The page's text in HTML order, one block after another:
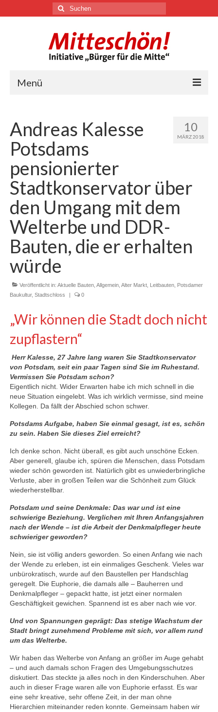
Suchen
nach:
Menü
Über uns
Themen
Youtube
Links
Blog
Kontakt
10
MÄRZ 2018
Andreas Kalesse
Potsdams
pensionierter
Stadtkonservator über
den Umgang mit dem
Welterbe und DDR-
Bauten, die er erhalten
würde
Veröffentlicht in: Aktuelle Bauten Allgemein Alter Markt Leitbauten Potsdamer
Baukultur, Stadtschloss | 0
„Wir können die Stadt doch nicht
zupflastern“
Herr Kalesse, 27 Jahre lang waren Sie Stadtkonservator
von Potsdam, seit ein paar Tagen sind Sie im Ruhestand.
Vermissen Sie Potsdam schon?
Eigentlich nicht. Wider Erwarten habe ich mich schnell in die
neue Situation eingelebt. Was ich wirklich vermisse, sind meine
Kollegen. Da fällt der Abschied schon schwer.
Potsdams Aufgabe, haben Sie einmal gesagt, ist es, schön
zu sein. Haben Sie dieses Ziel erreicht?
Ich denke schon. Nicht überall, es gibt auch unschöne Ecken.
Aber generell, glaube ich, spüren die Menschen, dass Potsdam
wieder schön geworden ist. Natürlich gibt es unwiederbringliche
Verluste, aber in großen Teilen war die Schönheit zum Glück
wiederherstellbar.
Potsdam und seine Denkmale: Das war und ist eine
schwierige Beziehung. Verglichen mit Ihren Anfangsjahren
nach der Wende – ist die Arbeit der Denkmalpfleger heute
schwieriger geworden?
Nein, sie ist völlig anders geworden. So einen Anfang wie nach
der Wende zu erleben, ist ein einmaliges Geschenk. Vieles war
unbürokratisch, wurde auf den Baustellen per Handschlag
geregelt. Die Euphorie, die damals alle – Bauherren und
Denkmalpfleger – gepackt hatte, ist jetzt einer normalen
Geschäftigkeit gewichen. Spannend ist es aber nach wie vor.
Und von Spannungen geprägt: Das stetige Wachstum der
Stadt bringt zunehmend Probleme mit sich, vor allem rund
um das Welterbe.
Wir haben das Welterbe von Anfang an größer im Auge gehabt
– und auch damals schon Fragen des Umgebungsschutzes
diskutiert. Das steckte ja alles noch in den Kinderschuhen. Aber
auch in dieser Frage waren alle von Euphorie erfasst. Es war
eine sehr kreative, sehr offene Zeit, in der man ohne
Hierarchien miteinander reden konnte. Gemeinsam haben wir